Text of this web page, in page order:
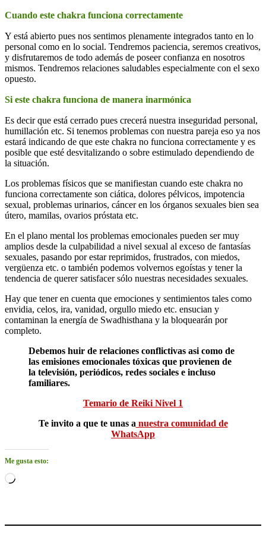
Cuando este chakra funciona correctamente
Y está abierto pues nos sentimos plenamente integrados tanto en lo
personal como en lo social. Tendremos paciencia, seremos creativos,
y disfrutaremos de todo además de poseer confianza en nosotros
mismos. Tendremos relaciones saludables especialmente con el sexo
opuesto.
Si este chakra funciona de manera inarmónica
Es decir que está cerrado pues crecerá nuestra inseguridad personal,
humillación etc. Si tenemos problemas con nuestra pareja eso ya nos
estará indicando de que este chakra no funciona correctamente y es
posible que esté desvitalizando o sobre estimulado dependiendo de
la situación.
Los problemas físicos que se manifiestan cuando este chakra no
funciona correctamente son ciática, dolores pélvicos, impotencia
sexual, problemas urinarios, cáncer en los órganos sexuales bien sea
útero, mamilas, ovarios próstata etc.
En el plano mental los problemas emocionales pueden ser muy
amplios desde la culpabilidad a nivel sexual al exceso de fantasías
sexuales, pasando por estar reprimidos, frustrados, con miedos,
vergüenza etc. o también podemos volvernos egoístas y tener la
tendencia de querer satisfacer sólo nuestras necesidades sexuales.
Hay que tener en cuenta que emociones y sentimientos tales como
envidia, celos, ira, vanidad, orgullo miedo etc. ensucian y
contaminan la energía de Swadhisthana y la bloquearán por
completo.
Debemos huir de relaciones conflictivas asi como de
las emisiones emocionales tóxicas que provienen de
la televisión, periódicos, redes sociales e incluso
familiares.
Temario de Reiki Nivel 1
Te invito a que te unas a nuestra comunidad de
WhatsApp
Me gusta esto:
Cargando...